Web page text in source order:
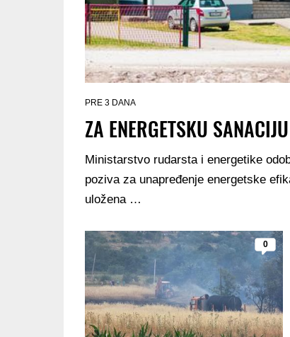
PRE 3 DANA
ZA ENERGETSKU
Ministarstvo rudarsta i energetike
poziva za unapređenje energetske
uložena …
0